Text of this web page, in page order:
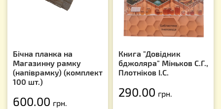
Бічна планка на
Магазинну рамку
(напіврамку) (комплект
100 шт.)
600.00 грн.
Книга "Довідник
бджоляра" Міньков С.Г.,
Плотніков І.С.
290.00 грн.